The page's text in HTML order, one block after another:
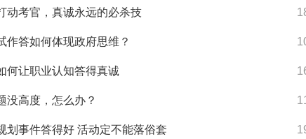
动考官，真诚永远的必杀技
作答如何体现政府思维？
何让职业认知答得真诚
没高度，怎么办？
划事件答得好 活动定不能落俗套